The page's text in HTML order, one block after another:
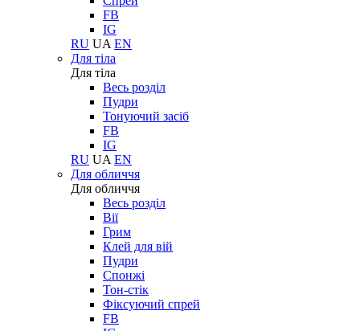
FB
IG
RU UA EN
Для тіла
Для тіла
Весь розділ
Пудри
Тонуючий засіб
FB
IG
RU UA EN
Для обличчя
Для обличчя
Весь розділ
Вії
Грим
Клей для вій
Пудри
Спонжі
Тон-стік
Фіксуючий спрей
FB